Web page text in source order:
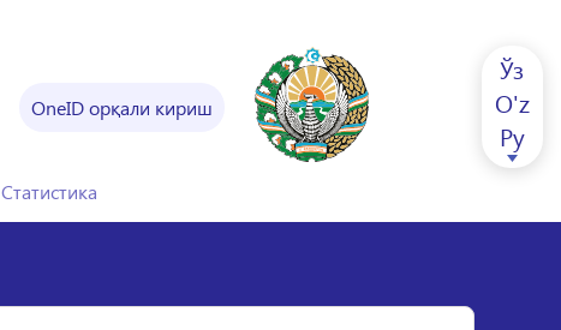
OneID орқали кириш
Ўз
O'z
Ру
Статистика